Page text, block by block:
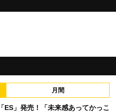
月間
ES」発売！「未来感あってかっこ